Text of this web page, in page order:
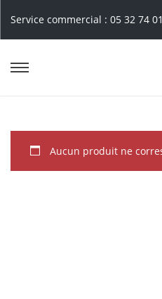
Service commercial : 05 32 74
Aucun produit ne